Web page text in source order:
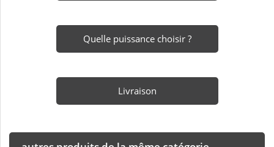
Quelle puissance choisir ?
Livraison